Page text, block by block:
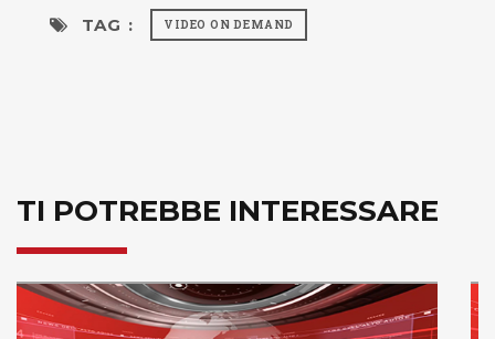
TAG : VIDEO ON DEMAND
TI POTREBBE INTERESSARE